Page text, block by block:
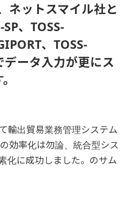
ネットスマイル社と
、TOSS-
、TOSS-
ータ入力が更にス